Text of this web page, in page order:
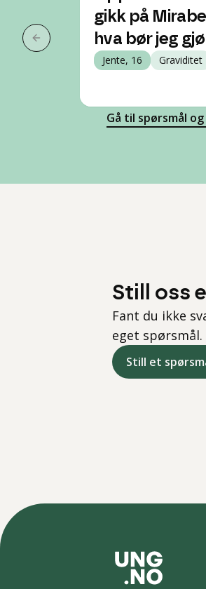
Forrige slide
gikk på
hva bør jeg
Jente, 16 Graviditet
Gå til spørsmål
Still oss
Fant du ikke
eget
Still et